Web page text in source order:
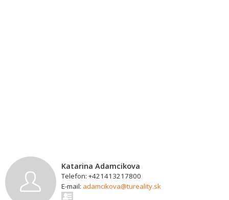
Katarina Adamcikova
Telefon: +421413217800
E-mail: adamcikova@tureality.sk